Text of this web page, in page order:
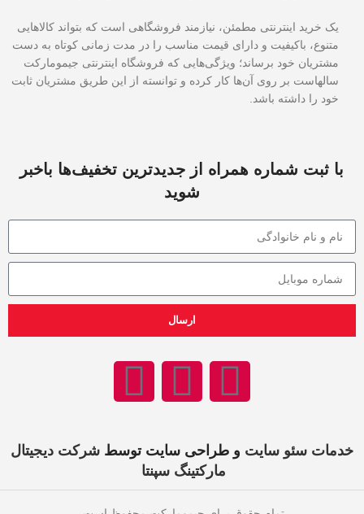
یک خرید اینترنتی مطمئن، نیازمند فروشگاهی است که بتواند کالاهایی
متنوع، باکیفیت و دارای قیمت مناسب را در مدت زمانی کوتاه به دست
مشتریان خود برساند؛ ویژگی‌هایی که فروشگاه اینترنتی جیمومارکت
سالهاست بر روی آن‌ها کار کرده و توانسته از این طریق مشتریان ثابت
خود را داشته باشد.
با ثبت شماره همراه از جدید‌ترین تخفیف‌ها با‌خبر
شوید
ارسال
خدمات سئو سایت و طراحی سایت توسطشرکت دیجیتال
مارکتینگ سپنتا